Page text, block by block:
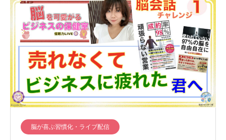
脳が喜ぶ習慣化・ライブ配信